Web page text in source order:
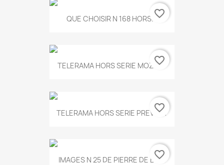
QUE CHOISIR N 168 HORS...favorite_border
TELERAMA HORS SERIE MOZART
favorite_border
TELERAMA HORS SERIE PREVERT
favorite_border
IMAGES N 25 DE PIERRE DE BOIS
favorite_border